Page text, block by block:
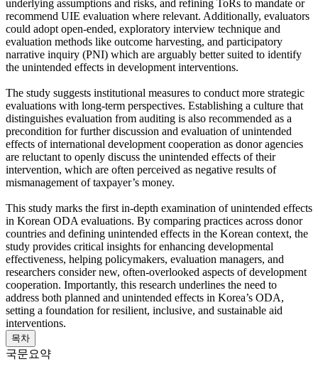
underlying assumptions and risks, and refining ToRs to mandate or
recommend UIE evaluation where relevant. Additionally, evaluators
could adopt open-ended, exploratory interview technique and
evaluation methods like outcome harvesting, and participatory
narrative inquiry (PNI) which are arguably better suited to identify
the unintended effects in development interventions.
The study suggests institutional measures to conduct more strategic
evaluations with long-term perspectives. Establishing a culture that
distinguishes evaluation from auditing is also recommended as a
precondition for further discussion and evaluation of unintended
effects of international development cooperation as donor agencies
are reluctant to openly discuss the unintended effects of their
intervention, which are often perceived as negative results of
mismanagement of taxpayer’s money.
This study marks the first in-depth examination of unintended effects
in Korean ODA evaluations. By comparing practices across donor
countries and defining unintended effects in the Korean context, the
study provides critical insights for enhancing developmental
effectiveness, helping policymakers, evaluation managers, and
researchers consider new, often-overlooked aspects of development
cooperation. Importantly, this research underlines the need to
address both planned and unintended effects in Korea’s ODA,
setting a foundation for resilient, inclusive, and sustainable aid
interventions.
목차
국문요약